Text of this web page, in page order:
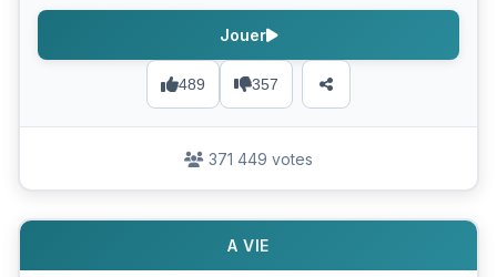
489 357
Jouer
371 449 votes
A VIE